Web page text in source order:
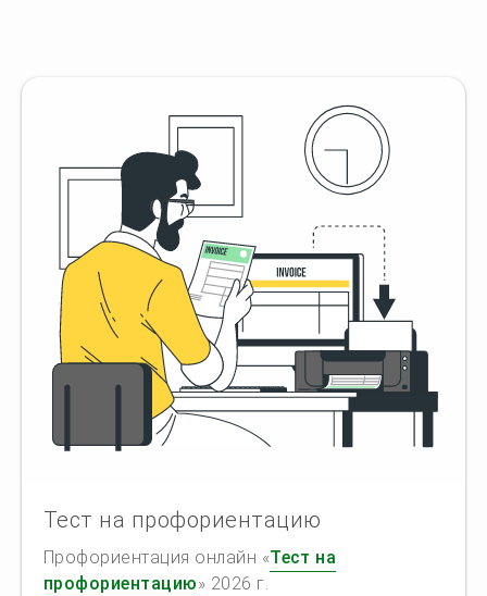
Тест на профориентацию
Профориентация онлайн «Тест на
профориентацию» 2026 г.